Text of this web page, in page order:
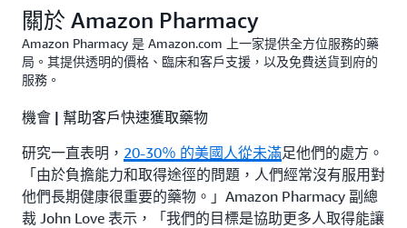
關於 Amazon Pharmacy
Amazon Pharmacy 是 Amazon.com 上一家提供全方位服務的藥
局。其提供透明的價格、臨床和客戶支援，以及免費送貨到府的
服務。
機會 | 幫助客戶快速獲取藥物
研究一直表明， 20-30％ 的美國人從未滿足他們的處方。
「由於負擔能力和取得途徑的問題，人們經常沒有服用對
他們長期健康很重要的藥物。」Amazon Pharmacy 副總
裁 John Love 表示，「我們的目標是協助更多人取得能讓